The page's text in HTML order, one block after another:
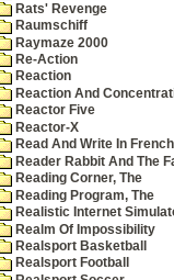
Rats' Revenge
Raumschiff
Raymaze 2000
Re-Action
Reaction
Reaction And
Reactor Five
Reactor-X
Read And Write In
Reader Rabbit And The
Reading Corner, The
Reading Program, The
Realistic Internet
Realm Of Impossibility
Realsport Basketball
Realsport Football